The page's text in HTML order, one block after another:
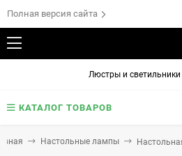
Полная версия сайта
Люстры и
КАТАЛОГ ТОВАРОВ
Настольные лампы